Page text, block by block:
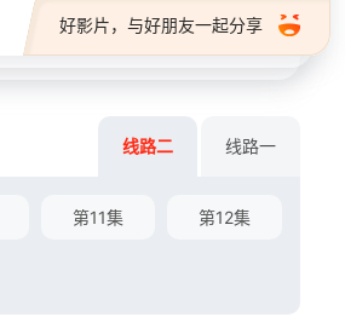
好影片，与好朋友一起分享
线路二 线路一
第11集 第12集